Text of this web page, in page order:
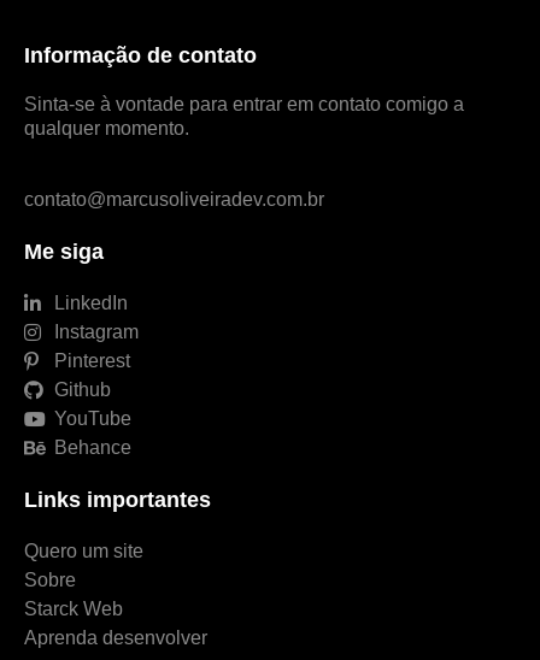
Informação de contato
Sinta-se à vontade para entrar em contato comigo a
qualquer momento.
contato@marcusoliveiradev.com.br
Me siga
LinkedIn
Instagram
Pinterest
Github
YouTube
Behance
Links importantes
Quero um site
Sobre
Starck Web
Aprenda desenvolver